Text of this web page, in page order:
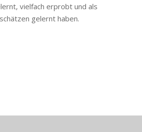
vielfach erprobt und als
gelernt haben.